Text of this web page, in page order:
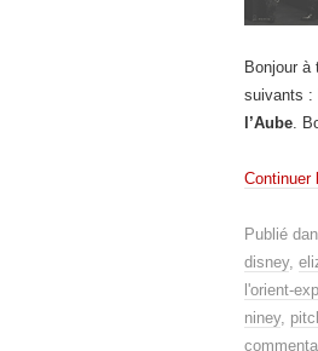
Bonjour à
suivants :
l’Aube .
Continuer
Publié
disney,
l'orient-
niney,